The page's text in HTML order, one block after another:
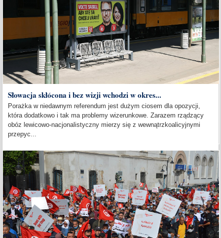
Słowacja skłócona i bez wizji wchodzi w okres...
Porażka w niedawnym referendum jest dużym ciosem dla opozycji,
która dodatkowo i tak ma problemy wizerunkowe. Zarazem rządzący
obóz lewicowo-nacjonalistyczny mierzy się z wewnątrzkoalicyjnymi
przepyc...